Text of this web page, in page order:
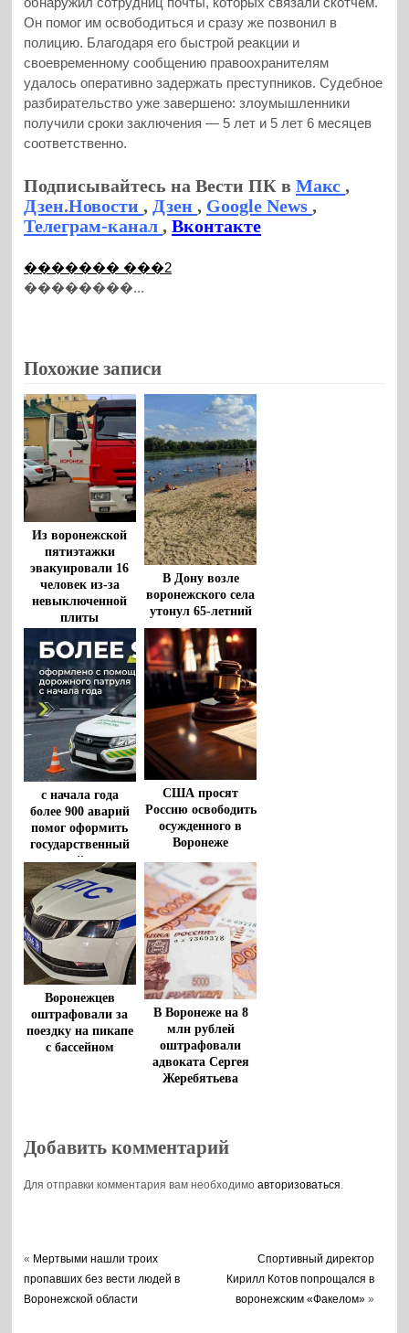
Он помог им освободиться и сразу же позвонил в
полицию. Благодаря его быстрой реакции и
своевременному сообщению правоохранителям
удалось оперативно задержать преступников. Судебное
разбирательство уже завершено: злоумышленники
получили сроки заключения — 5 лет и 5 лет 6 месяцев
соответственно.
Подписывайтесь на Вести ПК вМакс,
Дзен.Новости, Дзен, Google News,
Телеграм-канал,Вконтакте
������� ���2
��������...
Похожие записи
Из воронежской
пятиэтажки
эвакуировали 16
человек из-за
невыключенной
плиты
В Дону возле
воронежского села
утонул 65-летний
мужчина
с начала года
более 900 аварий
помог оформить
государственный
дорожный патруль
США просят
Россию освободить
осужденного в
Воронеже
американца
Роберта Гилмана
Воронежцев
оштрафовали за
поездку на пикапе
с бассейном
В Воронеже на 8
млн рублей
оштрафовали
адвоката Сергея
Жеребятьева
Добавить комментарий
Для отправки комментария вам необходимоавторизоваться.
« Мертвыми нашли троих
пропавших без вести людей в
Воронежской области
Спортивный директор
Кирилл Котов попрощался в
воронежским «Факелом» »